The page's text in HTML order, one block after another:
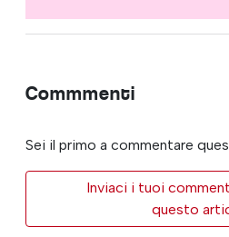
Commmenti
Sei il primo a commentare
Inviaci i tuoi
questo